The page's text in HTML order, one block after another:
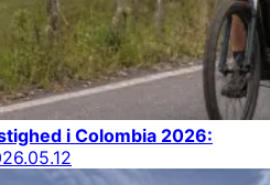
i Colombia 2026: